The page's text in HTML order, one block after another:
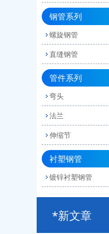
钢管系列
螺旋钢管
直缝钢管
管件系列
弯头
法兰
伸缩节
衬塑钢管
镀锌衬塑钢管
*新文章